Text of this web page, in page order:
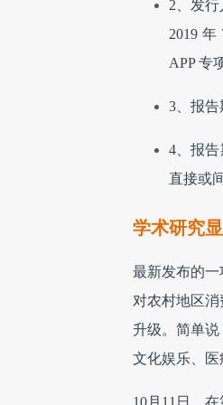
2、发
2019
APP 专
3、报告
4、报
直接或
学术研究
最新发布的
对农村地区
升级。简单
文化娱乐、医
10月11日，